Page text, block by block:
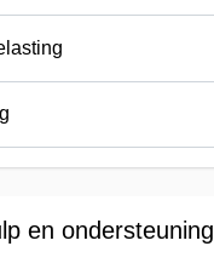
en ondersteuning